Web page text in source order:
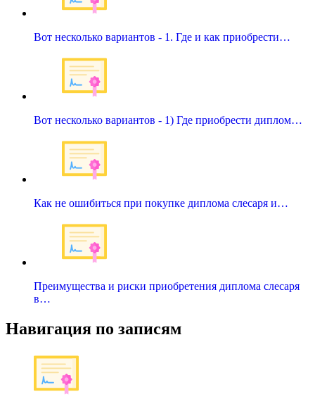
Вот несколько вариантов - 1. Где и как приобрести…
Вот несколько вариантов - 1) Где приобрести диплом…
Как не ошибиться при покупке диплома слесаря и…
Преимущества и риски приобретения диплома слесаря
в…
Навигация по записям